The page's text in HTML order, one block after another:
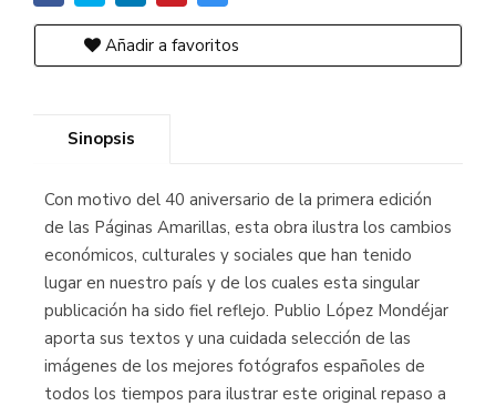
Añadir a favoritos
Sinopsis
Con motivo del 40 aniversario de la primera edición
de las Páginas Amarillas, esta obra ilustra los cambios
económicos, culturales y sociales que han tenido
lugar en nuestro país y de los cuales esta singular
publicación ha sido fiel reflejo. Publio López Mondéjar
aporta sus textos y una cuidada selección de las
imágenes de los mejores fotógrafos españoles de
todos los tiempos para ilustrar este original repaso a